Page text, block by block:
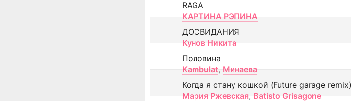
RAGA
КАРТИНА РЭПИНА
ДОСВИДАНИЯ
Кунов Никита
Половина
Kambulat, Минаева
Когда я стану кошкой (Future garage remix)
Мария Ржевская, Batisto Grisagone